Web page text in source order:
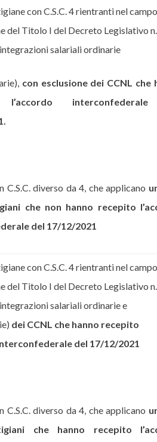
con C.S.C. 4 rientranti nel
del Titolo I del Decreto Legislativo n.
salariali ordinarie
con esclusione dei CCNL che
l’accordo
C.S.C. diverso da 4, che applicano
che non hanno recepito
del 17/12/2021
con C.S.C. 4 rientranti nel
del Titolo I del Decreto Legislativo n.
salariali ordinarie e
dei CCNL che hanno recepito
del 17/12/2021
C.S.C. diverso da 4, che applicano
che hanno recepito